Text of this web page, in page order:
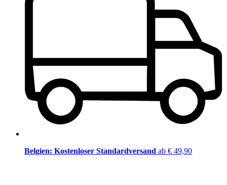
Belgien: Kostenloser Standardversand ab € 49,90